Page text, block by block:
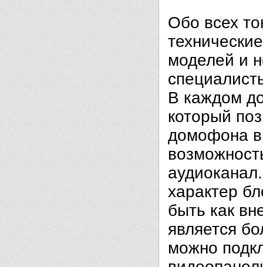
Обо всех
моделей и
В каждом
который
домофона в
характер
быть как
является
можно